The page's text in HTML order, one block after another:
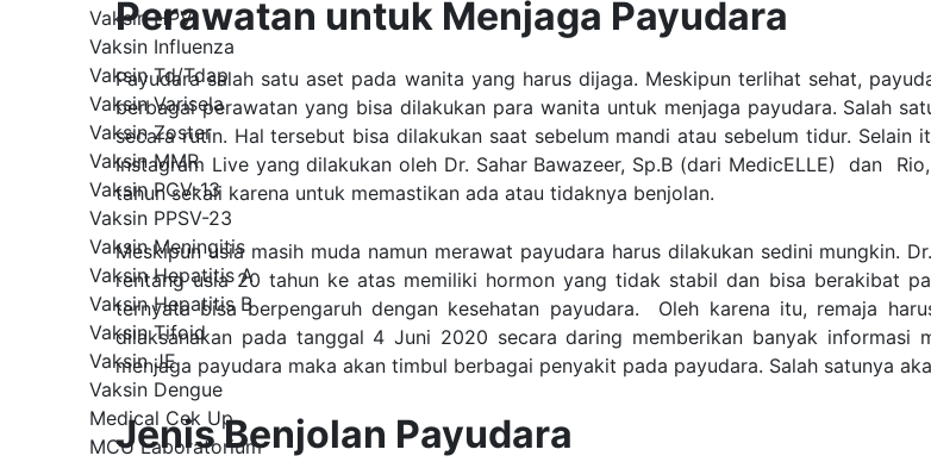
Vaksin HPV
Vaksin Influenza
Vaksin Td/Tdap
Vaksin Varisela
Vaksin Zoster
Vaksin MMR
Vaksin PCV-13
Vaksin PPSV-23
Vaksin Meningitis
Vaksin Hepatitis A
Vaksin Hepatitis B
Vaksin Tifoid
Vaksin JE
Vaksin Dengue
Medical Cek Up
MCU Laboratorium
Perawatan untuk Menjaga Payudara
Payudarasalah satu aset pada wanita yang harus dijaga. Meskipun terlihat sehat,
berbagai perawatan yang bisa dilakukan para wanita untuk menjaga payudara. Salah
secara rutin. Hal tersebut bisa dilakukan saat sebelum mandi atau sebelum tidur.
Instagram Liveyang dilakukan oleh Dr. Sahar Bawazeer, Sp.B (dari MedicELLE) dan
tahun sekali karena untuk memastikan ada atau tidaknya benjolan.
Meskipun usia masih muda namun merawat payudara harus dilakukan sedini mungkin.
rentang usia 20 tahun ke atas memiliki hormon yang tidak stabil dan bisa berakibat
ternyata bisa berpengaruh dengan kesehatan payudara. Oleh karena itu, remaja
dilaksanakan pada tanggal 4 Juni 2020 secara daring memberikan banyak informasi
menjaga payudara maka akan timbul berbagai penyakit pada payudara. Salah satunya
Jenis Benjolan Payudara